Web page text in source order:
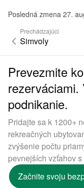
Posledná zmena 27.
Prechádzajúci
Simvoly
Prevezmite
rezerváciami.
podnikanie.
Pridajte sa k 1200+
rekreačných
zvýšenie počtu
pevnejších vzťahov
Začnite svoju